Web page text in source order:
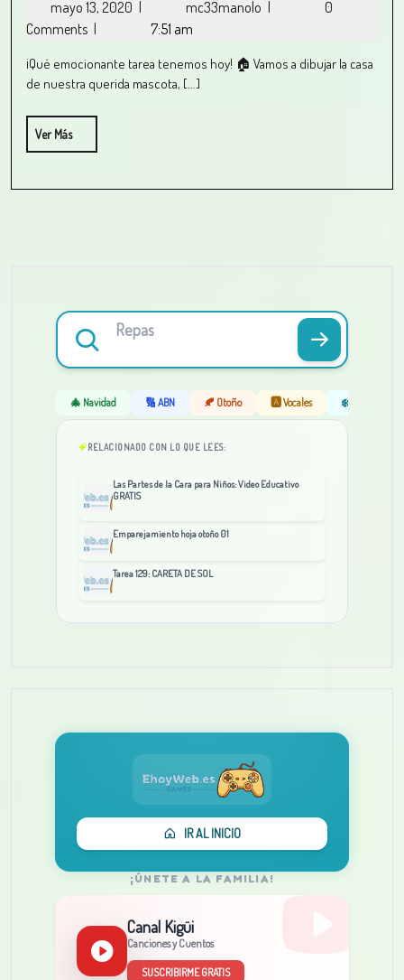
mayo 13, 2020 mc33manolo
0
Comments
7:51 am
¡Qué emocionante tarea tenemos hoy! 🏠 Vamos a dibujar la casa
de nuestra querida mascota, [...]
Ver Más
🎄 Navidad 🔢 ABN 🍂 Otoño 🅰️ Vocales ❄️ Invierno
RELACIONADO CON LO QUE LEES:
Las Partes de la Cara para Niños: Video Educativo
GRATIS
Emparejamiento hoja otoño 01
Tarea 129: CARETA DE SOL
IR AL INICIO
¡ÚNETE A LA FAMILIA!
Canal Kigüi
Canciones y Cuentos
SUSCRIBIRME GRATIS